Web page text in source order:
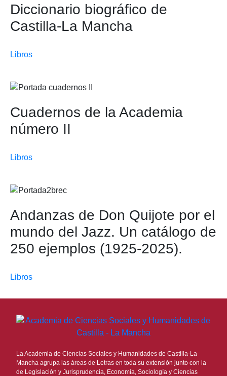
Diccionario biográfico de
Castilla-La Mancha
Libros
Cuadernos de la Academia
número II
Libros
Andanzas de Don Quijote por el
mundo del Jazz. Un catálogo de
250 ejemplos (1925-2025).
Libros
La Academia de Ciencias Sociales y Humanidades de Castilla-La
Mancha agrupa las áreas de Letras en toda su extensión junto con la
de Legislación y Jurisprudencia, Economía, Sociología y Ciencias